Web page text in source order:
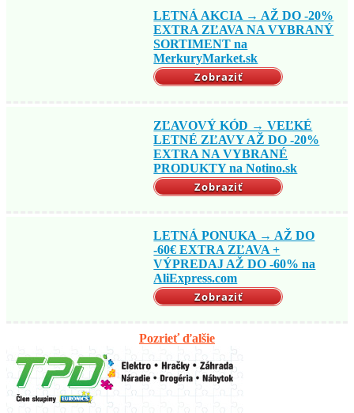
LETNÁ AKCIA → AŽ DO -20%
EXTRA ZĽAVA NA VYBRANÝ
SORTIMENT na
MerkuryMarket.sk
Zobraziť
ZĽAVOVÝ KÓD → VEĽKÉ
LETNÉ ZĽAVY AŽ DO -20%
EXTRA NA VYBRANÉ
PRODUKTY na Notino.sk
Zobraziť
LETNÁ PONUKA → AŽ DO
-60€ EXTRA ZĽAVA +
VÝPREDAJ AŽ DO -60% na
AliExpress.com
Zobraziť
Pozrieť ďalšie